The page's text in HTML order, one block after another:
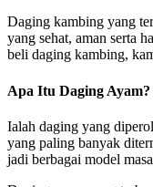
Daging kambing yang
yang sehat, aman serta
beli daging kambing,
Apa Itu Daging Ayam?
Ialah daging yang
yang paling banyak
jadi berbagai model